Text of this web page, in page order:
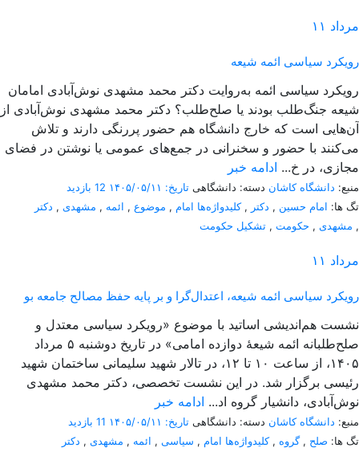
۱۱ مرداد
رویکرد سیاسی ائمه شیعه
شیعه جنگ‌طلب بودند یا صلح‌طلب؟ دکتر محمد مشهدی نوش‌آبادی از
آن‌هایی است که خارج دانشگاه هم حضور پررنگی دارند و تلاش
می‌کنند با حضور و سخنرانی در جمع‌های عمومی یا نوشتن در فضای
مجازی، در خ... ادامه خبر
منبع: دانشگاه کاشان دسته: دانشگاهی تاریخ: ۱۴۰۵/۰۵/۱۱
12 بازدید
تگ ها: امام حسین , دکتر ,کلیدواژه‌ها امام , موضوع , ائمه , مشهدی , دکتر
مشهدی , حکومت , تشکیل حکومت ,
۱۱ مرداد
رویکرد سیاسی ائمه شیعه، اعتدال‌گرا و بر پایه حفظ مصالح جامعه بو
نشست هم‌اندیشی اساتید با موضوع «رویکرد سیاسی معتدل و
صلح‌طلبانه ائمه شیعۀ دوازده امامی» در تاریخ دوشنبه ۵ مرداد
۱۴۰۵، از ساعت ۱۰ تا ۱۲، در تالار شهید سلیمانی ساختمان شهید
رئیسی برگزار شد. در این نشست تخصصی، دکتر محمد مشهدی
نوش‌آبادی، دانشیار گروه اد... ادامه خبر
منبع: دانشگاه کاشان دسته: دانشگاهی تاریخ: ۱۴۰۵/۰۵/۱۱
11 بازدید
تگ ها: صلح ,گروه ,کلیدواژه‌ها امام , سیاسی , ائمه , مشهدی , دکتر